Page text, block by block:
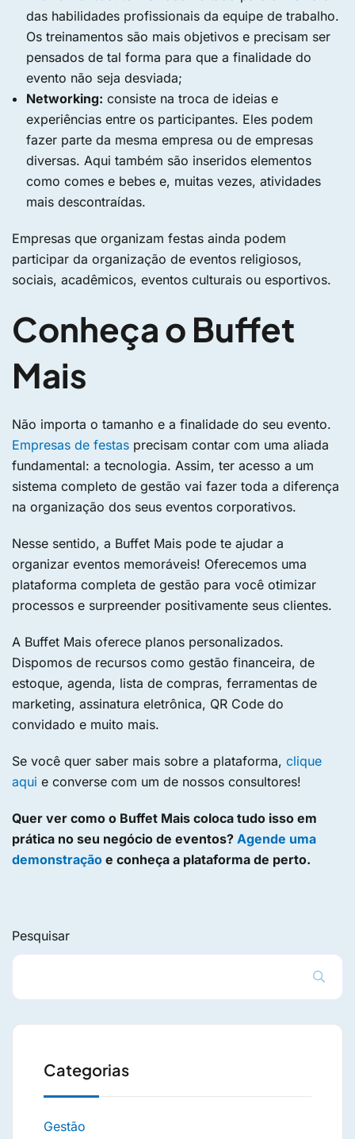
das habilidades profissionais da equipe de trabalho.
Os treinamentos são mais objetivos e precisam ser
pensados de tal forma para que a finalidade do
evento não seja desviada;
Networking: consiste na troca de ideias e
experiências entre os participantes. Eles podem
fazer parte da mesma empresa ou de empresas
diversas. Aqui também são inseridos elementos
como comes e bebes e, muitas vezes, atividades
mais descontraídas.
Empresas que organizam festas ainda podem
participar da organização de eventos religiosos,
sociais, acadêmicos, eventos culturais ou esportivos.
Conheça o Buffet
Mais
Não importa o tamanho e a finalidade do seu evento.
Empresas de festas precisam contar com uma aliada
fundamental: a tecnologia. Assim, ter acesso a um
sistema completo de gestão vai fazer toda a diferença
na organização dos seus eventos corporativos.
Nesse sentido, a Buffet Mais pode te ajudar a
organizar eventos memoráveis! Oferecemos uma
plataforma completa de gestão para você otimizar
processos e surpreender positivamente seus clientes.
A Buffet Mais oferece planos personalizados.
Dispomos de recursos como gestão financeira, de
estoque, agenda, lista de compras, ferramentas de
marketing, assinatura eletrônica, QR Code do
convidado e muito mais.
Se você quer saber mais sobre a plataforma, clique
aqui e converse com um de nossos consultores!
Quer ver como o Buffet Mais coloca tudo isso em
prática no seu negócio de eventos? Agende uma
demonstração e conheça a plataforma de perto.
Pesquisar
Categorias
Gestão